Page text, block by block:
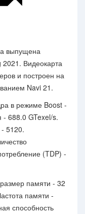
выпущена
2021. Видеокарта
и построен на
Navi 21.
в режиме Boost -
- 688.0 GTexel/s.
5120.
(TDP) -
памяти - 32
памяти -
способность